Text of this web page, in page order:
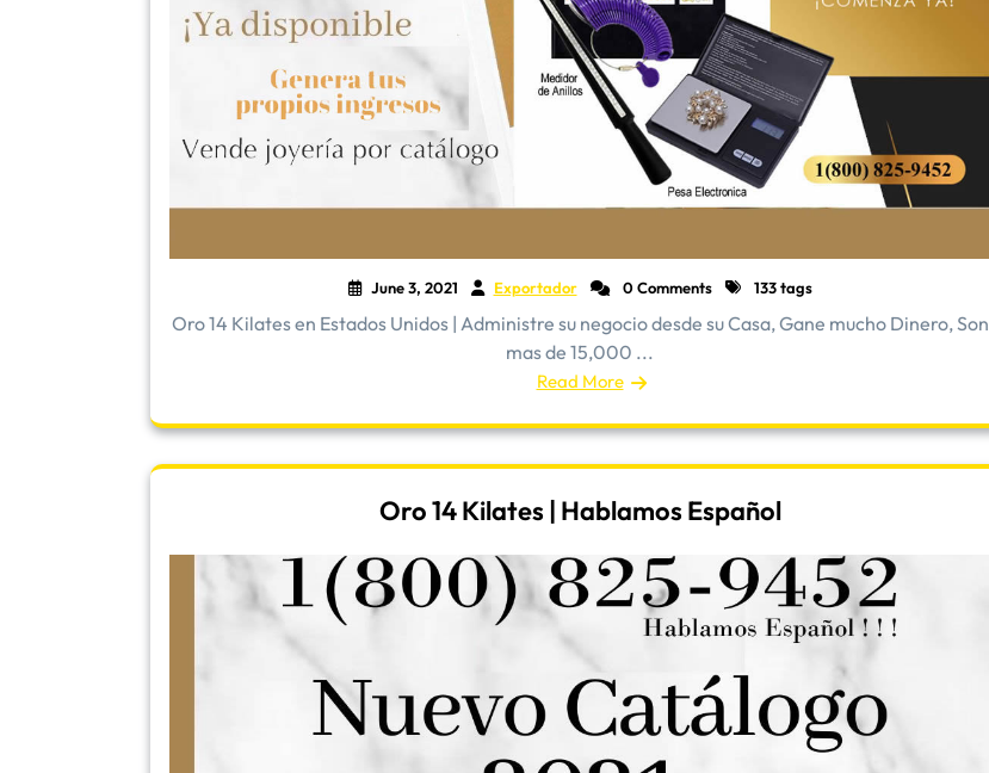
June 3, 2021 Exportador 0 Comments 133 tags
Oro 14 Kilates en Estados Unidos | Administre su negocio desde su Casa, Gane mucho Dinero, Son
mas de 15,000 ...
Read More
Oro 14 Kilates | Hablamos Español